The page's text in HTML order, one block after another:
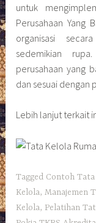
untuk
Perusahaan Yang
organisasi
sedemikian
perusahaan yang
dan sesuai dengan
Lebih lanjut terkait
Tagged Contoh
Kelola,Manajemen
Kelola, Pelatihan